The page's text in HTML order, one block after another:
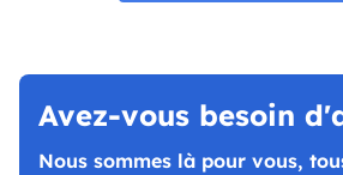
Avez-vous besoin
Nous sommes là pour vous,